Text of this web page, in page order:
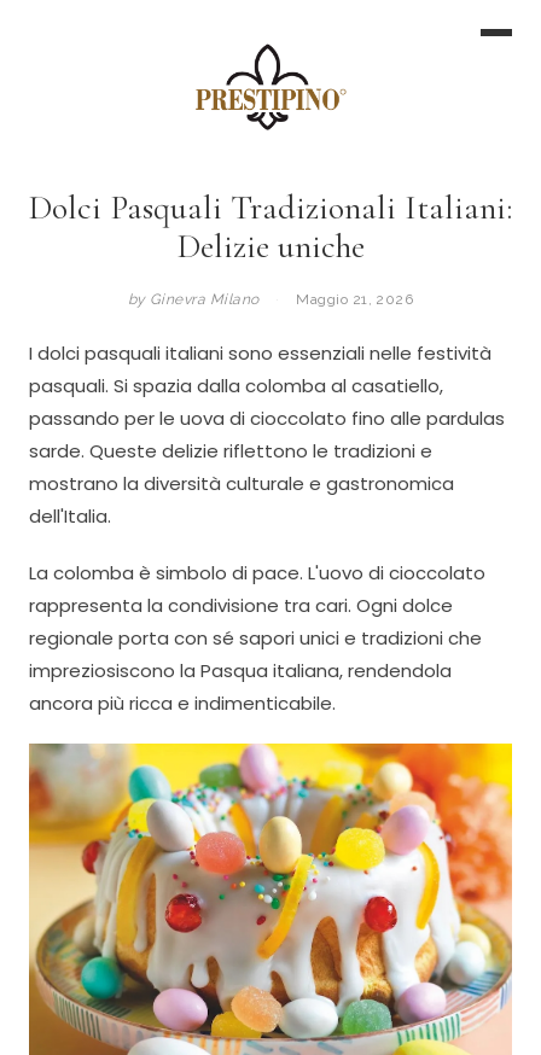
Dolci Pasquali Tradizionali Italiani:
Delizie uniche
by Ginevra Milano Maggio 21, 2026
I dolci pasquali italiani sono essenziali nelle festività
pasquali. Si spazia dalla colomba al casatiello,
passando per le uova di cioccolato fino alle pardulas
sarde. Queste delizie riflettono le tradizioni e
mostrano la diversità culturale e gastronomica
dell'Italia.
La colomba è simbolo di pace. L'uovo di cioccolato
rappresenta la condivisione tra cari. Ogni dolce
regionale porta con sé sapori unici e tradizioni che
impreziosiscono la Pasqua italiana, rendendola
ancora più ricca e indimenticabile.